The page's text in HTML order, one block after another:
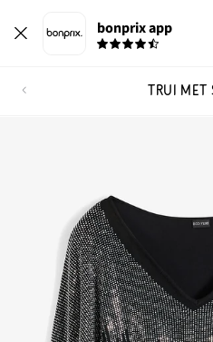
bonprix app
TRUI MET